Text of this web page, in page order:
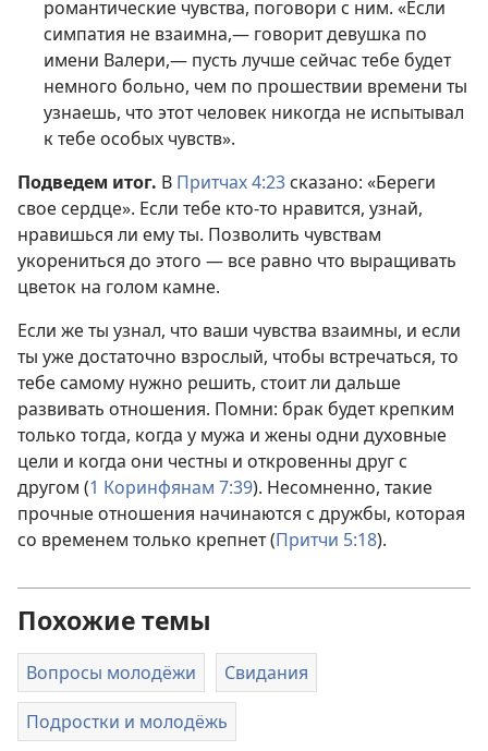
романтические чувства, поговори с ним. «Если
симпатия не взаимна,— говорит девушка по
имени Валери,— пусть лучше сейчас тебе будет
немного больно, чем по прошествии времени ты
узнаешь, что этот человек никогда не испытывал
к тебе особых чувств».
Подведем итог. В Притчах 4:23сказано: «Береги
свое сердце». Если тебе кто-то нравится, узнай,
нравишься ли ему ты. Позволить чувствам
укорениться до этого — все равно что выращивать
цветок на голом камне.
Если же ты узнал, что ваши чувства взаимны, и если
ты уже достаточно взрослый, чтобы встречаться, то
тебе самому нужно решить, стоит ли дальше
развивать отношения. Помни: брак будет крепким
только тогда, когда у мужа и жены одни духовные
цели и когда они честны и откровенны друг с
другом (1 Коринфянам 7:39). Несомненно, такие
прочные отношения начинаются с дружбы, которая
со временем только крепнет (Притчи 5:18).
Похожие темы
Вопросы молодёжи Свидания
Подростки и молодёжь